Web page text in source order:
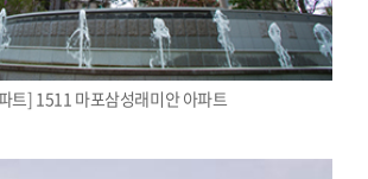
트] 1511 마포삼성래미안 아파트